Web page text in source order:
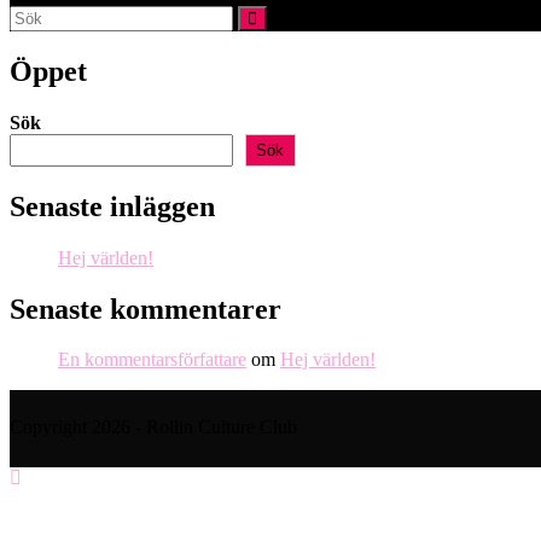
Öppet
Sök
Sök
Senaste inläggen
Hej världen!
Senaste kommentarer
En kommentarsförfattare om Hej världen!